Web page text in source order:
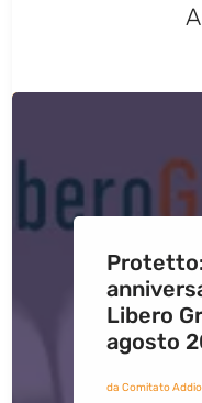
Libero
agosto
da Comitato